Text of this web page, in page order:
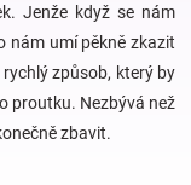
Jenže když se nám
nám umí pěkně zkazit
způsob, který by
proutku. Nezbývá než
zbavit.